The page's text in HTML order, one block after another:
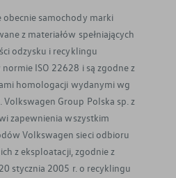
samochody marki
z materiałów spełniających
odzysku i recyklingu
ISO 22628 i są zgodne z
homologacji wydanymi wg
Group Polska sp. z
zapewnienia wszystkim
Volkswagen sieci odbioru
z eksploatacji, zgodnie z
stycznia 2005 r. o recyklingu